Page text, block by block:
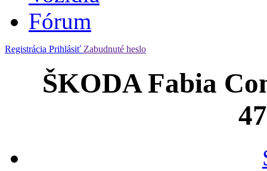
Fórum
Registrácia Prihlásiť Zabudnuté heslo
ŠKODA Fabia